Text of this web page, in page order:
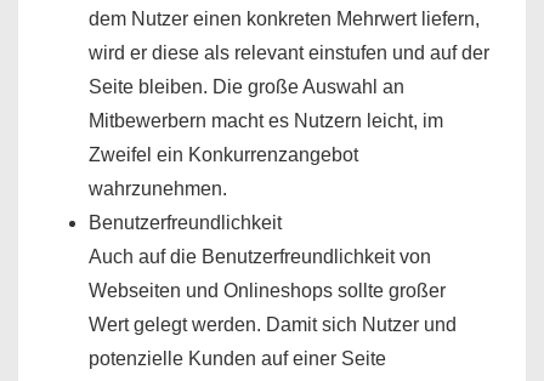
dem Nutzer einen konkreten Mehrwert liefern,
wird er diese als relevant einstufen und auf der
Seite bleiben. Die große Auswahl an
Mitbewerbern macht es Nutzern leicht, im
Zweifel ein Konkurrenzangebot
wahrzunehmen.
Benutzerfreundlichkeit
Auch auf die Benutzerfreundlichkeit von
Webseiten und Onlineshops sollte großer
Wert gelegt werden. Damit sich Nutzer und
potenzielle Kunden auf einer Seite